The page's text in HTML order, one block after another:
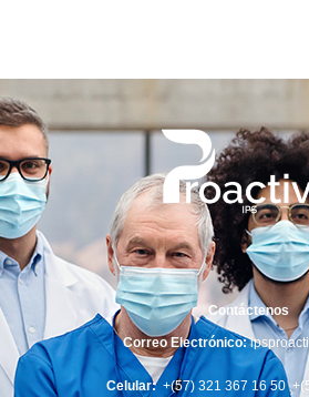
Contáctenos
Correo Electrónico:
Celular: +(57) 321 367 16 50